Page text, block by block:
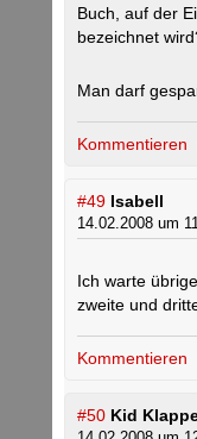
Buch, auf der
bezeichnet
Man darf
Kommentieren
#49 Isabell
14.02.2008 um
Ich warte
zweite und
Kommentieren
#50 Kid